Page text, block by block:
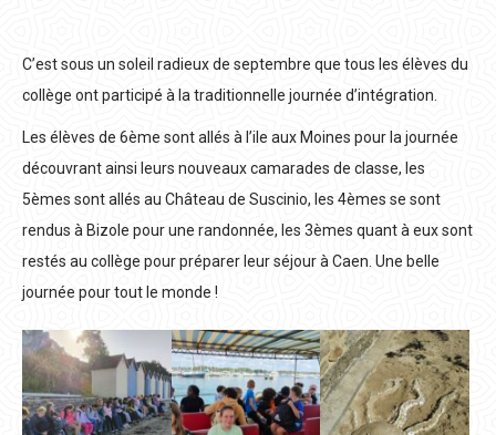
C’est sous un soleil radieux de septembre que tous les élèves du
collège ont participé à la traditionnelle journée d’intégration.
Les élèves de 6ème sont allés à l’ile aux Moines pour la journée
découvrant ainsi leurs nouveaux camarades de classe, les
5èmes sont allés au Château de Suscinio, les 4èmes se sont
rendus à Bizole pour une randonnée, les 3èmes quant à eux sont
restés au collège pour préparer leur séjour à Caen. Une belle
journée pour tout le monde !